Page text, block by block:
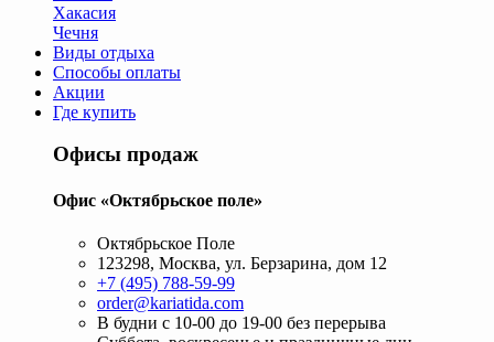
Хакасия
Чечня
Виды отдыха
Способы оплаты
Акции
Где купить
Офисы продаж
Офис «Октябрьское поле»
Октябрьское Поле
123298, Москва, ул. Берзарина, дом 12
+7 (495) 788-59-99
order@kariatida.com
В будни с 10-00 до 19-00 без перерыва